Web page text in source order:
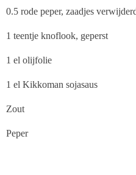
0.5 rode peper, zaadjes
1 teentje knoflook, geperst
1 el olijfolie
1 el Kikkoman sojasaus
Zout
Peper